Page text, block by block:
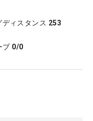
ディスタンス 253
ブ 0/0